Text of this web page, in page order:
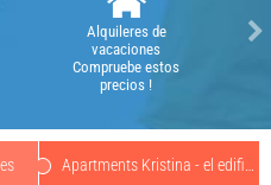
Alquileres de
vacaciones
Compruebe estos
precios !